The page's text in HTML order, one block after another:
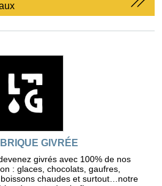
GIVRÉE
givrés avec 100% de nos
: glaces, chocolats, gaufres,
chaudes et surtout…notre